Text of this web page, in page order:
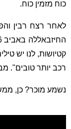
כוח מזמין כוח.
לאחר רצח רבין
קטיושות, לנו יש
רכב יותר טובים".
נשמע מוכר? כן,